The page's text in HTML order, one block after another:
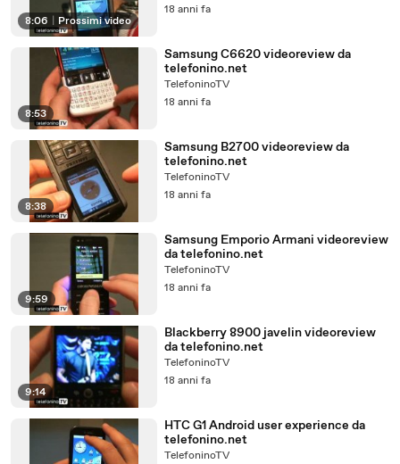
8:06 Prossimi video
18 anni fa
8:53
Samsung C6620 videoreview da
telefonino.net
TelefoninoTV
18 anni fa
8:38
Samsung B2700 videoreview da
telefonino.net
TelefoninoTV
18 anni fa
9:59
Samsung Emporio Armani videoreview
da telefonino.net
TelefoninoTV
18 anni fa
9:14
Blackberry 8900 javelin videoreview
da telefonino.net
TelefoninoTV
18 anni fa
HTC G1 Android user experience da
telefonino.net
TelefoninoTV